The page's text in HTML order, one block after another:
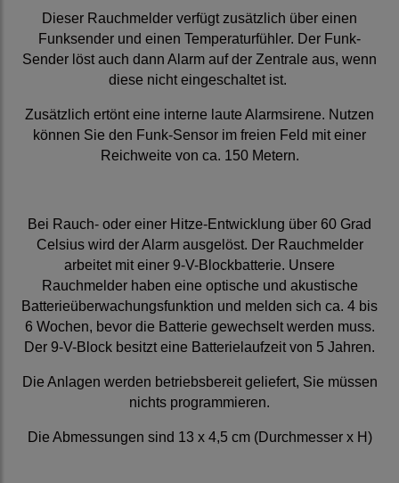
Dieser Rauchmelder verfügt zusätzlich über einen
Funksender und einen Temperaturfühler. Der Funk-
Sender löst auch dann Alarm auf der Zentrale aus, wenn
diese nicht eingeschaltet ist.
Zusätzlich ertönt eine interne laute Alarmsirene. Nutzen
können Sie den Funk-Sensor im freien Feld mit einer
Reichweite von ca. 150 Metern.
Bei Rauch- oder einer Hitze-Entwicklung über 60 Grad
Celsius wird der Alarm ausgelöst. Der Rauchmelder
arbeitet mit einer 9-V-Blockbatterie. Unsere
Rauchmelder haben eine optische und akustische
Batterieüberwachungsfunktion und melden sich ca. 4 bis
6 Wochen, bevor die Batterie gewechselt werden muss.
Der 9-V-Block besitzt eine Batterielaufzeit von 5 Jahren.
Die Anlagen werden betriebsbereit geliefert, Sie müssen
nichts programmieren.
Die Abmessungen sind 13 x 4,5 cm (Durchmesser x H)